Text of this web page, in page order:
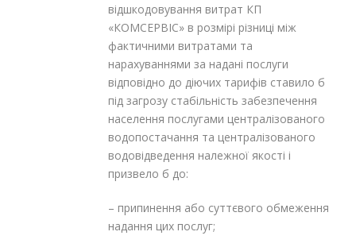
відшкодовування витрат КП
«КОМСЕРВІС» в розмірі різниці між
фактичними витратами та
нарахуваннями за надані послуги
відповідно до діючих тарифів ставило б
під загрозу стабільність забезпечення
населення послугами централізованого
водопостачання та централізованого
водовідведення належної якості і
призвело б до:
– припинення або суттєвого обмеження
надання цих послуг;